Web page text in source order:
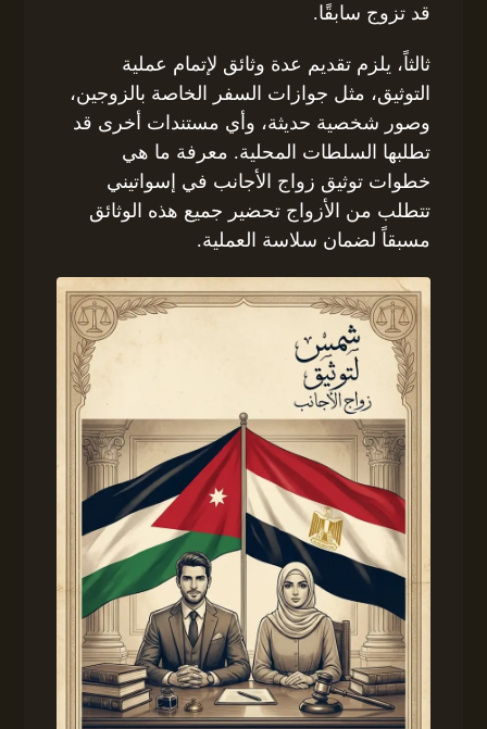
قد تزوج سابقًا.
ثالثاً، يلزم تقديم عدة وثائق لإتمام عملية
التوثيق، مثل جوازات السفر الخاصة بالزوجين،
وصور شخصية حديثة، وأي مستندات أخرى قد
تطلبها السلطات المحلية. معرفة ما هي
خطوات توثيق زواج الأجانب في إسواتيني
تتطلب من الأزواج تحضير جميع هذه الوثائق
مسبقاً لضمان سلاسة العملية.